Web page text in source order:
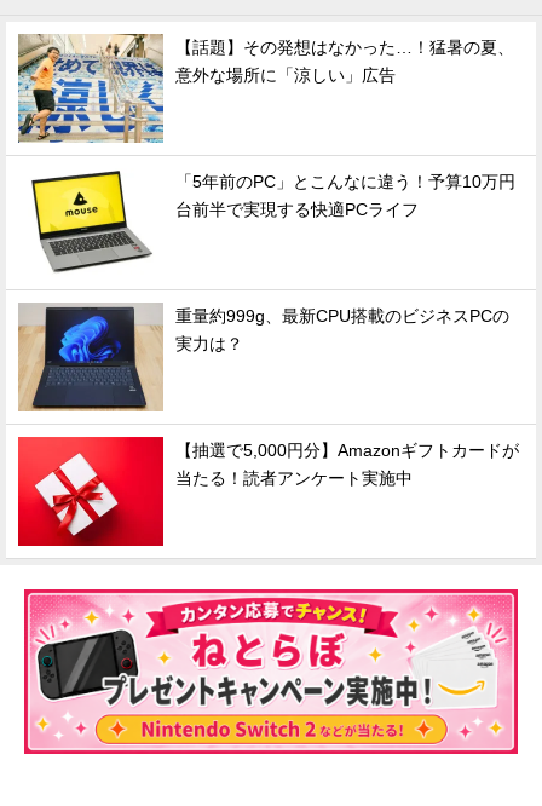
【話題】その発想はなかった…！猛暑の夏、
意外な場所に「涼しい」広告
「5年前のPC」とこんなに違う！予算10万円
台前半で実現する快適PCライフ
重量約999g、最新CPU搭載のビジネスPCの
実力は？
【抽選で5,000円分】Amazonギフトカードが
当たる！読者アンケート実施中